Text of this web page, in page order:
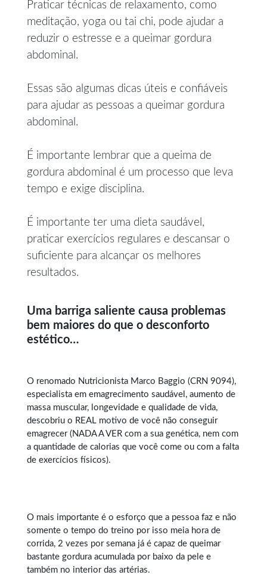
Praticar técnicas de relaxamento, como
meditação, yoga ou tai chi, pode ajudar a
reduzir o estresse e a queimar gordura
abdominal.
Essas são algumas dicas úteis e confiáveis
para ajudar as pessoas a queimar gordura
abdominal.
É importante lembrar que a queima de
gordura abdominal é um processo que leva
tempo e exige disciplina.
É importante ter uma dieta saudável,
praticar exercícios regulares e descansar o
suficiente para alcançar os melhores
resultados.
Uma barriga saliente causa problemas
bem maiores do que o desconforto
estético…
O renomado Nutricionista Marco Baggio (CRN 9094),
especialista em emagrecimento saudável , aumento de
massa muscular, longevidade e qualidade de vida,
descobriu o REAL motivo de você não conseguir
emagrecer (NADA A VER com a sua genética, nem com
a quantidade de calorias que você come ou com a falta
de exercícios físicos).
O mais importante é o esforço que a pessoa faz e não
somente o tempo do treino por isso meia hora de
corrida, 2 vezes por semana já é capaz de queimar
bastante gordura acumulada por baixo da pele e
também no interior das artérias.